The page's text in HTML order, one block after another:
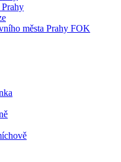
města Prahy FOK